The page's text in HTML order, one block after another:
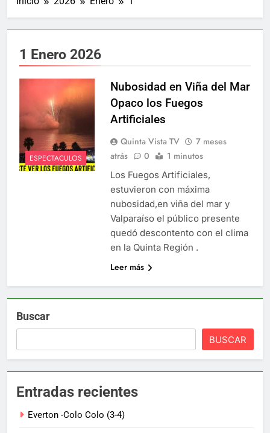
1 Enero 2026
ESPECTACULOS
Nubosidad en Viña del Mar
Opaco los Fuegos
Artificiales
Quinta Vista TV
7 meses
atrás
0 1 minutos
Los Fuegos Artificiales,
estuvieron con máxima
nubosidad,en viña del mar y
Valparaíso el público presente
quedó descontento con el clima
en la Quinta Región .
Leer más
Buscar
BUSCAR
Entradas recientes
Everton -Colo Colo (3-4)